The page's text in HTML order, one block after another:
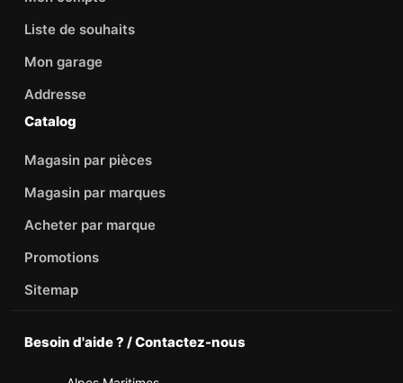
Liste de souhaits
Mon garage
Addresse
Catalog
Magasin par pièces
Magasin par marques
Acheter par marque
Promotions
Sitemap
Besoin d'aide ? / Contactez-nous